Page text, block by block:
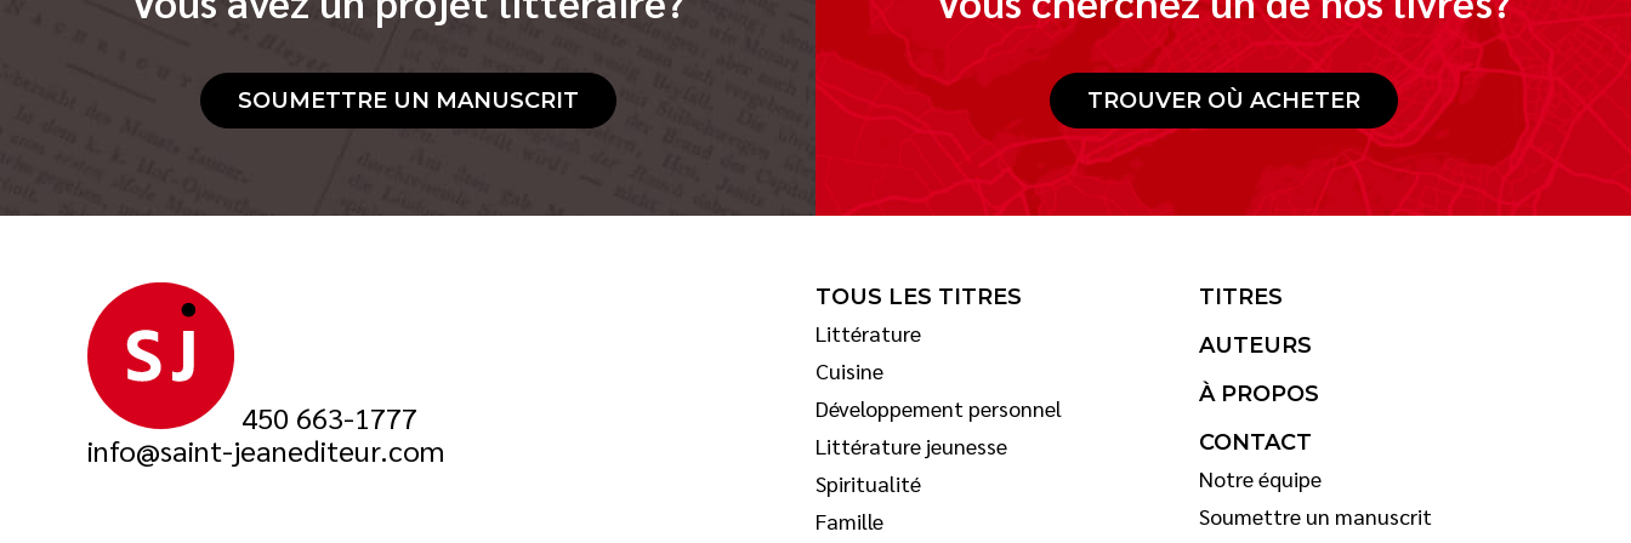
SOUMETTRE UN MANUSCRIT TROUVER OÙ ACHETER
450 663-1777
info@saint-jeanediteur.com
TOUS LES TITRES
Littérature
Cuisine
Développement personnel
Littérature jeunesse
Spiritualité
Famille
TITRES
AUTEURS
À PROPOS
CONTACT
Notre équipe
Soumettre un manuscrit